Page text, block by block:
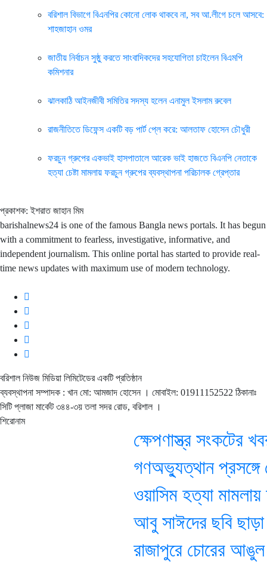
বরিশাল বিভাগে বিএনপির কোনো লোক থাকবে না, সব আ.লীগে চলে আসবে:
শাহজাহান ওমর
জাতীয় নির্বাচন সুষ্ঠু করতে সাংবাদিকদের সহযোগিতা চাইলেন বিএমপি
কমিশনার
ঝালকাঠি আইনজীবী সমিতির সদস্য হলেন এনামুল ইসলাম রুবেল
রাজনীতিতে ডিফেন্স একটি বড় পার্ট প্লে করে: আলতাফ হোসেন চৌধুরী
ফরচুন গ্রুপের একভাই হাসপাতালে আরেক ভাই হাজতে বিএনপি নেতাকে
হত্যা চেষ্টা মামলায় ফরচুন গ্রুপের ব্যবস্থাপনা পরিচালক গ্রেপ্তার
প্রকাশক: ইশরাত জাহান মিম
barishalnews24 is one of the famous Bangla news portals. It has begun
with a commitment to fearless, investigative, informative, and
independent journalism. This online portal has started to provide real-
time news updates with maximum use of modern technology.
বরিশাল নিউজ মিডিয়া লিমিটেডের একটি প্রতিষ্ঠান
ব্যবস্থাপনা সম্পাদক : খান মো: আমজাদ হোসেন । মোবাইল: 01911152522 ঠিকানাঃ
সিটি প্লাজা মার্কেট ৩৪৪-৩য় তলা সদর রোড, বরিশাল ।
শিরোনাম
ক্ষেপণাস্ত্র সংকটের
গণঅভ্যুত্থান প্রসঙ্গে
ওয়াসিম হত্যা
আবু সাঈদের ছবি ছাড়া
রাজাপুরে চোরের আঙুল